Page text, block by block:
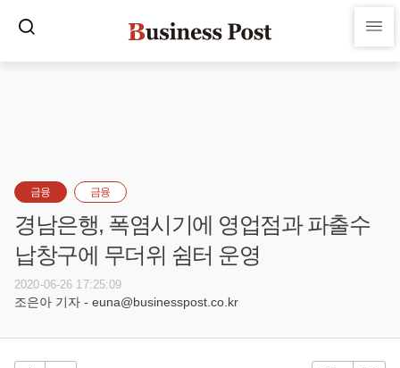
금융 금융
경남은행, 폭염시기에 영업점과 파출수
납창구에 무더위 쉼터 운영
2020-06-26 17:25:09
조은아 기자 - euna@businesspost.co.kr